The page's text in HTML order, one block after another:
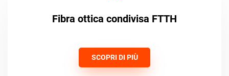
Fibra ottica condivisa FTTH
SCOPRI DI PIÙ